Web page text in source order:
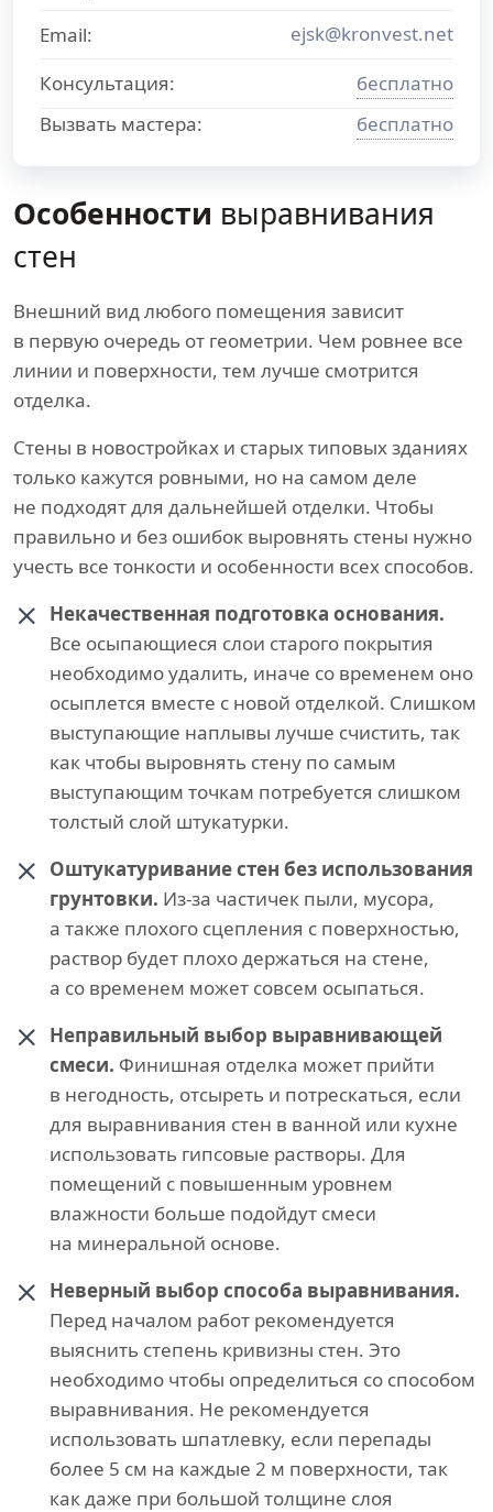
Особенности выравнивания
стен
Внешний вид любого помещения зависит
в первую очередь от геометрии. Чем ровнее все
линии и поверхности, тем лучше смотрится
отделка.
Стены в новостройках и старых типовых зданиях
только кажутся ровными, но на самом деле
не подходят для дальнейшей отделки. Чтобы
правильно и без ошибок выровнять стены нужно
учесть все тонкости и особенности всех способов.
Email:
ejsk@kronvest.net
Консультация:
бесплатно
Вызвать мастера:
бесплатно
Некачественная подготовка основания.
Все осыпающиеся слои старого покрытия
необходимо удалить, иначе со временем оно
осыплется вместе с новой отделкой. Слишком
выступающие наплывы лучше счистить, так
как чтобы выровнять стену по самым
выступающим точкам потребуется слишком
толстый слой штукатурки.
Оштукатуривание стен без использования
грунтовки. Из-за частичек пыли, мусора,
а также плохого сцепления с поверхностью,
раствор будет плохо держаться на стене,
а со временем может совсем осыпаться.
Неправильный выбор выравнивающей
смеси. Финишная отделка может прийти
в негодность, отсыреть и потрескаться, если
для выравнивания стен в ванной или кухне
использовать гипсовые растворы. Для
помещений с повышенным уровнем
влажности больше подойдут смеси
на минеральной основе.
Неверный выбор способа выравнивания.
Перед началом работ рекомендуется
выяснить степень кривизны стен. Это
необходимо чтобы определиться со способом
выравнивания. Не рекомендуется
использовать шпатлевку, если перепады
более 5 см на каждые 2 м поверхности, так
как даже при большой толщине слоя